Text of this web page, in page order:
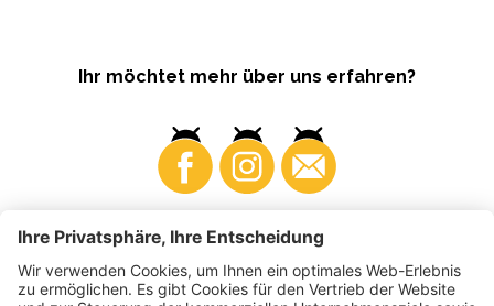
Ihr möchtet mehr über uns erfahren?
Business Produzenten